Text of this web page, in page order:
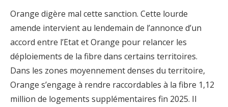
Orange digère mal cette sanction. Cette lourde
amende intervient au lendemain de l’annonce d’un
accord entre l’Etat et Orange pour relancer les
déploiements de la fibre dans certains territoires.
Dans les zones moyennement denses du territoire,
Orange s’engage à rendre raccordables à la fibre 1,12
million de logements supplémentaires fin 2025. Il